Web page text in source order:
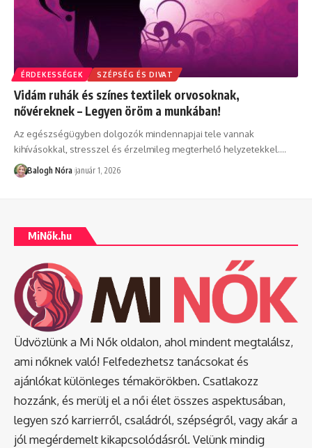
ÉRDEKESSÉGEK SZÉPSÉG ÉS DIVAT
Vidám ruhák és színes textilek orvosoknak,
nővéreknek – Legyen öröm a munkában!
Az egészségügyben dolgozók mindennapjai tele vannak
kihívásokkal, stresszel és érzelmileg megterhelő helyzetekkel.…
Balogh Nóra január 1, 2026
MiNők.hu
Üdvözlünk a Mi Nők oldalon, ahol mindent megtalálsz,
ami nőknek való! Felfedezhetsz tanácsokat és
ajánlókat különleges témakörökben. Csatlakozz
hozzánk, és merülj el a női élet összes aspektusában,
legyen szó karrierről, családról, szépségről, vagy akár a
jól megérdemelt kikapcsolódásról. Velünk mindig